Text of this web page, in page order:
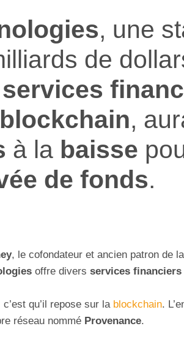
, une
de
services
blockchain,
à la baisse
de fonds.
, le cofondateur et ancien patron de la
offre divers services
qu’il repose sur la blockchain.
réseau nommé Provenance.